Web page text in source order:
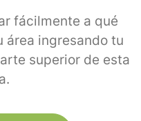
fácilmente a qué
área ingresando tu
superior de esta